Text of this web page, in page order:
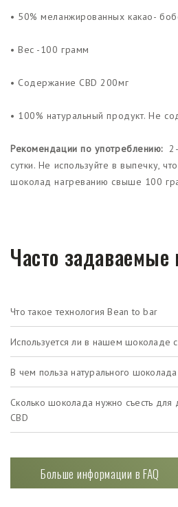
• 50% меланжированных какао-
• Вес -100 грамм
• Содержание CBD 200мг
• 100% натуральный продукт. Не
Рекомендации по употреблению:
сутки. Не используйте в выпечку,
шоколад нагреванию свыше 100
Часто задаваемые
Что такое технология Bean to bar
Используется ли в нашем шоколаде
В чем польза натурального
Сколько шоколада нужно съесть для
CBD
Больше информации в FAQ